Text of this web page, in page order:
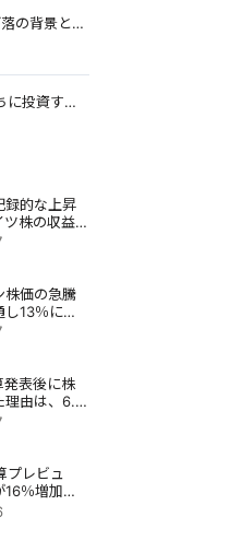
ナスダックの下落理由：下落の背景と今後の見通し
FANG+とS&P500 ：どっちに投資するのか
録的な上昇
ツ株の収益
られる
株価の急騰
13％にも
急騰し
発表後に株
理由は、6.5
しで30％
プレビュ
％増加し
株価が下